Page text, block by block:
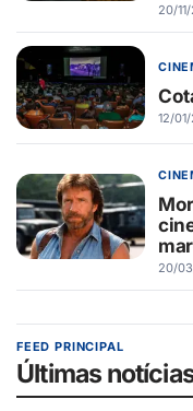
20/
12/
20/
FEED PRINCIPAL
Últimas